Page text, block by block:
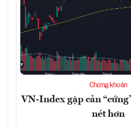
Chứng khoán
VN-Index gặp cản
nét hơn